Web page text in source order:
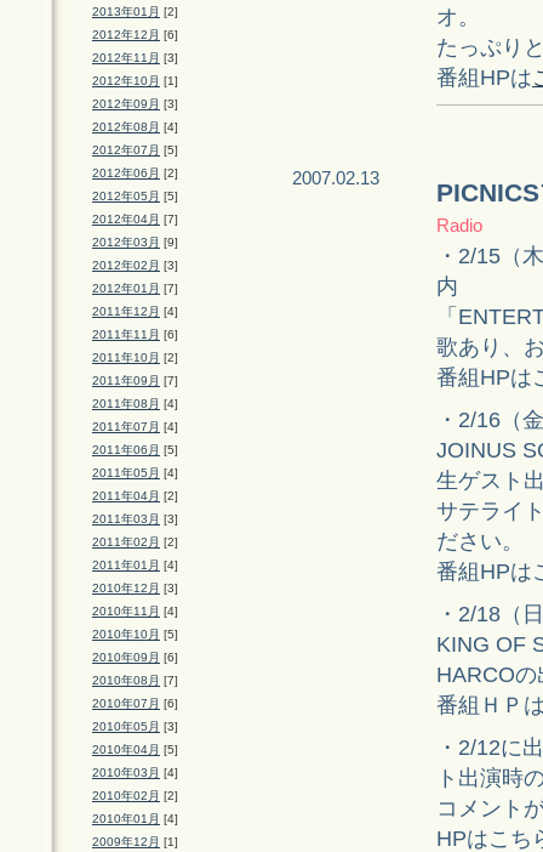
2013年01月 [2]
2012年12月 [6]
2012年11月 [3]
2012年10月 [1]
2012年09月 [3]
2012年08月 [4]
2012年07月 [5]
2012年06月 [2]
2012年05月 [5]
2012年04月 [7]
2012年03月 [9]
2012年02月 [3]
2012年01月 [7]
2011年12月 [4]
2011年11月 [6]
2011年10月 [2]
2011年09月 [7]
2011年08月 [4]
2011年07月 [4]
2011年06月 [5]
2011年05月 [4]
2011年04月 [2]
2011年03月 [3]
2011年02月 [2]
2011年01月 [4]
2010年12月 [3]
2010年11月 [4]
2010年10月 [5]
2010年09月 [6]
2010年08月 [7]
2010年07月 [6]
2010年05月 [3]
2010年04月 [5]
2010年03月 [4]
2010年02月 [2]
2010年01月 [4]
2009年12月 [1]
オ。
たっぷり
番組HPは
2007.02.13
Radio
・2/15（
内
「
歌あり、
番組HPは
・2/16（
JOINUS
生ゲスト
サテライ
ださい。
番組HPは
・2/18（
KING OF
HARCO
番組ＨＰ
・2/12に
ト出演時
コメント
HPはこち